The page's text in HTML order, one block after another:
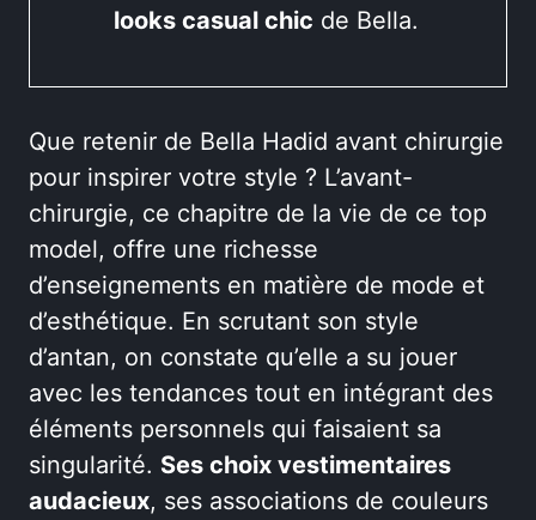
looks casual chic de Bella.
Que retenir de Bella Hadid avant chirurgie
pour inspirer votre style ? L’avant-
chirurgie, ce chapitre de la vie de ce top
model, offre une richesse
d’enseignements en matière de mode et
d’esthétique. En scrutant son style
d’antan, on constate qu’elle a su jouer
avec les tendances tout en intégrant des
éléments personnels qui faisaient sa
singularité. Ses choix vestimentaires
audacieux, ses associations de couleurs